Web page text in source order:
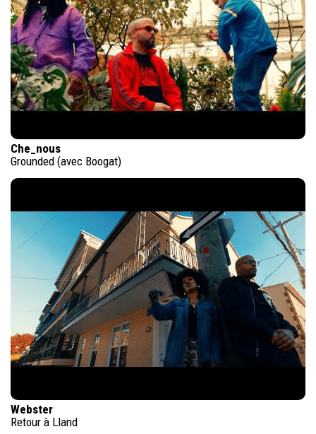
Che_nous
Grounded (avec Boogat)
Webster
Retour à Lland